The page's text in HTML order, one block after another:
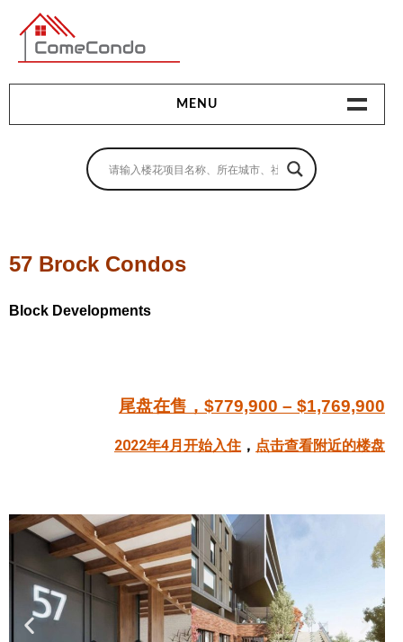
多伦多最新最全的楼花搜索引擎
MENU
地产相关
卖房指南
贷款指南
楼花大全
大多伦多地区楼花开发商名录
楼花地图
57 Brock Condos
Block Developments
尾盘在售，$779,900 – $1,769,900
2022年4月开始入住 ， 点击查看附近的楼盘